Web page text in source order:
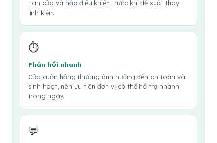
nan cửa và hộp điều khiển trước khi đề xuất thay
linh kiện.
⏱️
Phản hồi nhanh
Cửa cuốn hỏng thường ảnh hưởng đến an toàn và
sinh hoạt, nên ưu tiên đơn vị có thể hỗ trợ nhanh
trong ngày.
💬